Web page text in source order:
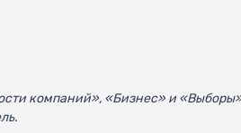
компаний», «Бизнес» и